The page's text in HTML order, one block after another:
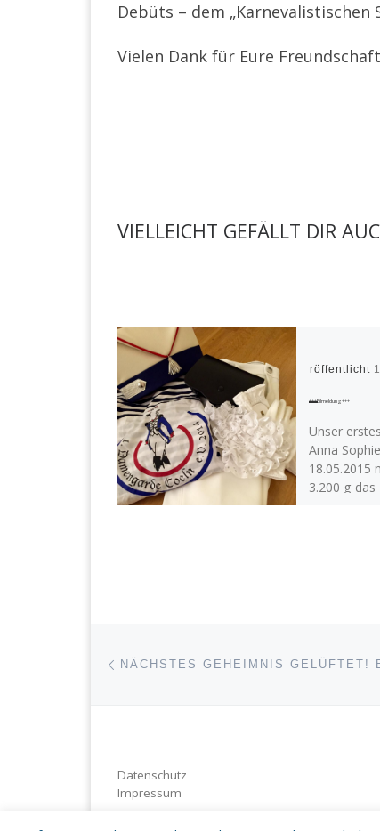
Debüts – dem „Karnevalistischen
Vielen Dank für Eure
VIELLEICHT GEFÄLLT DIR
Veröffentlicht
+++Eilmeldung+++
Unser
Anna
18.05.2015
3.200 g
Beitragsnavigation
NÄCHSTES GEHEIMNIS GELÜFTET!
Datenschutz
Impressum